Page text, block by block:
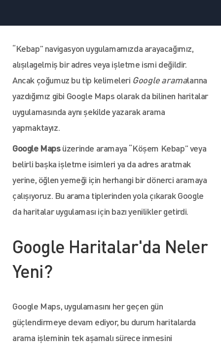
“Kebap” navigasyon uygulamamızda arayacağımız,
alışılagelmiş bir adres veya işletme ismi değildir.
Ancak çoğumuz bu tip kelimeleri Google aramalarına
yazdığımız gibi Google Maps olarak da bilinen haritalar
uygulamasında aynı şekilde yazarak arama
yapmaktayız.
Google Mapsüzerinde aramaya “Köşem Kebap” veya
belirli başka işletme isimleri ya da adres aratmak
yerine, öğlen yemeği için herhangi bir dönerci aramaya
çalışıyoruz. Bu arama tiplerinden yola çıkarak Google
da haritalar uygulaması için bazı yenilikler getirdi.
Google Haritalar'da Neler
Yeni?
Google Maps, uygulamasını her geçen gün
güçlendirmeye devam ediyor, bu durum haritalarda
arama işleminin tek aşamalı sürece inmesini